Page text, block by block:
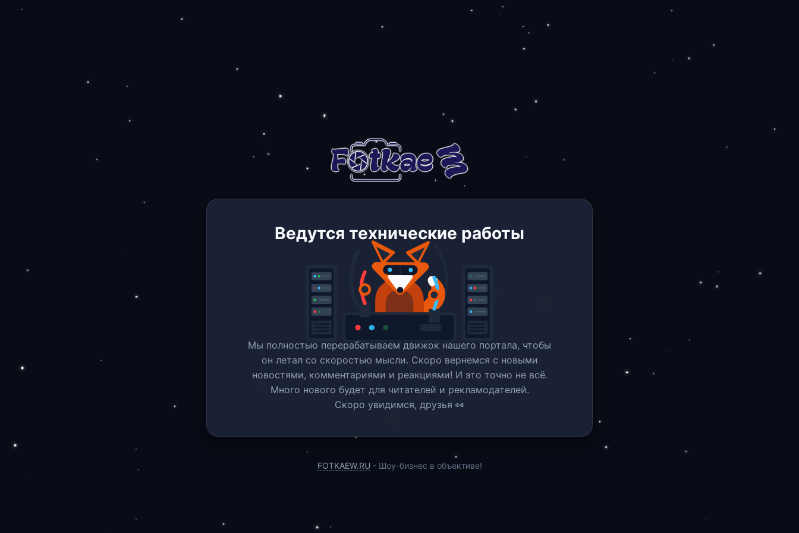
Ведутся технические работы
Мы полностью перерабатываем движок нашего портала, чтобы
он летал со скоростью мысли. Скоро вернемся c новыми
новостями, комментариями и реакциями! И это точно не всё.
Много нового будет для читателей и рекламодателей.
Скоро увидимся, друзья 👀
FOTKAEW.RU - Шоу-бизнес в объективе!